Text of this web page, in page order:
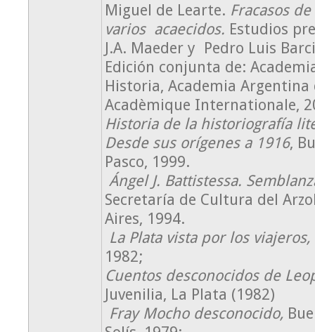
Miguel de Learte. Fracasos
varios acaecidos. Estudios
J.A. Maeder y Pedro Luis
Edición conjunta de:
Historia, Academia
Acadèmique Internationale,
Historia de la historiografía
Desde sus orígenes a 1916,
Pasco, 1999.
Ángel J. Battistessa.
Secretaría de Cultura del
Aires, 1994.
La Plata vista por los viajeros,
1982;
Cuentos desconocidos de
Juvenilia, La Plata (1982)
Fray Mocho desconocido,